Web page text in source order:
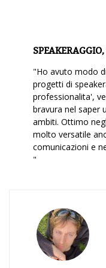
SPEAKERAGGIO,
"Ho avuto modo
progetti di
professionalita',
bravura nel saper
ambiti. Ottimo
molto versatile
comunicazioni e
"